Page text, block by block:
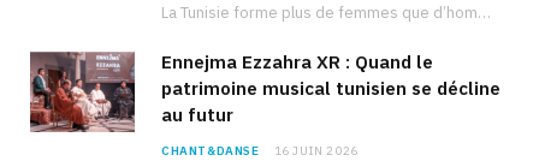
La Tunisie forme plus de femmes que d’hommes dans les filières scientifiques. Pourtant, pour beaucoup…
Ennejma Ezzahra XR : Quand le
patrimoine musical tunisien se décline
au futur
CHANT&DANSE 16 JUIN 2026